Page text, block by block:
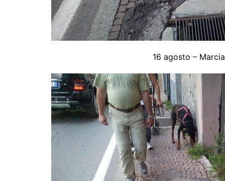
16 agosto –